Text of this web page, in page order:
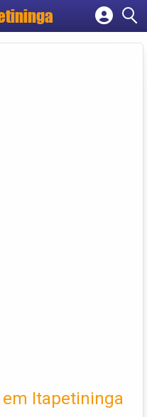
empresa
Itapetininga